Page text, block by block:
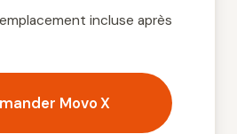
incluse après
Movo X